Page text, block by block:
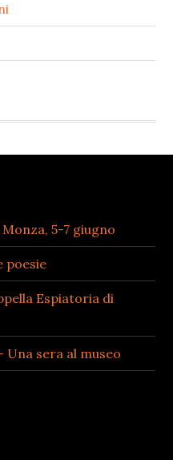
5-7 giugno
poesie
Espiatoria di
Una sera al museo